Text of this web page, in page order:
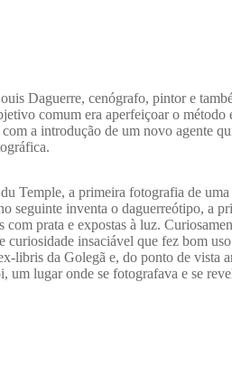
Daguerre, cenógrafo, pintor e
comum era aperfeiçoar o método
a introdução de um novo agente
Temple, a primeira fotografia de
seguinte inventa o daguerreótipo, a
prata e expostas à luz.
insaciável que fez bom
libris da Golegã e, do ponto de vista
um lugar onde se fotografava e se